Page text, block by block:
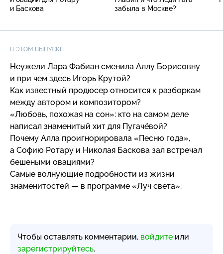
и Баскова
забыла в Москве?
В ЭТОМ ВЫПУСКЕ:
Неужели Лара Фабиан сменила Аллу Борисовну
и при чем здесь Игорь Крутой?
Как известный продюсер относится к разборкам
между автором и композитором?
«Любовь, похожая на сон»: кто на самом деле
написал знаменитый хит для Пугачёвой?
Почему Алла проигнорировала «Песню года»,
а Софию Ротару и Николая Баскова зал встречал
бешеными овациями?
Самые волнующие подробности из жизни
знаменитостей — в программе «Луч света».
Чтобы оставлять комментарии, войдите или
зарегистрируйтесь.